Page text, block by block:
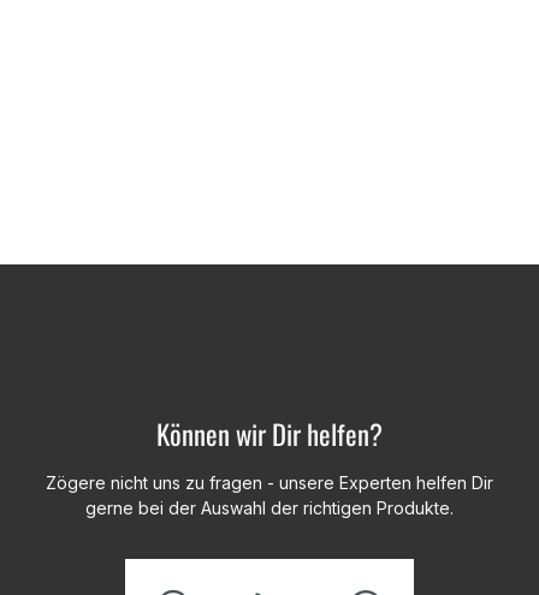
Können wir Dir helfen?
Zögere nicht uns zu fragen - unsere Experten helfen Dir
gerne bei der Auswahl der richtigen Produkte.